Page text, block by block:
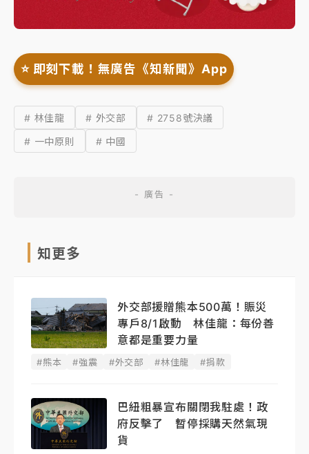
⭐️ 即刻下載！無廣告《知新聞》App
# 林佳龍 # 外交部
# 2758號決議
# 一中原則
# 中國
知更多
外交部援贈熊本500萬！賑災
專戶8/1啟動 林佳龍：每份善
意都是重要力量
#熊本 #強震 #外交部 #林佳龍 #捐款
巴紐粗暴宣布關閉我駐處！政
府反擊了 暫停採購天然氣現
貨